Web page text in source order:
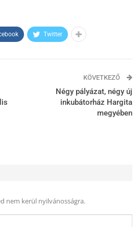
Twitter
KÖVETKEZŐ
Négy pályázat, négy új
inkubátorház Hargita
megyében
nem kerül nyilvánosságra.